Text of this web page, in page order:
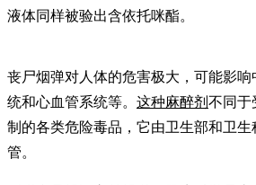
液体同样被验出含依托咪酯。
丧尸烟弹对人体的危害极大，可能影
统和心血管系统等。 这种麻醉剂 不同于
制的各类危险毒品，它由卫生部和卫
管。